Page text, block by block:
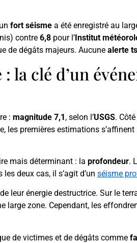
fort séisme a été enregistré au
contre 6,8 pour l’ Institut
de dégâts majeurs. Aucune alerte
la clé d’un
: magnitude 7,1, selon l’USGS.
les premières estimations
mais déterminant : la profondeur.
les deux cas, il s’agit d’un séisme
leur énergie destructrice. Sur le
zone. Cependant, les
de victimes et de dégâts comme